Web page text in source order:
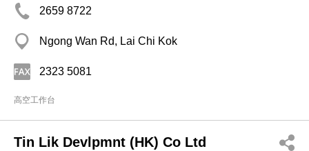
2659 8722
Ngong Wan Rd, Lai Chi Kok
2323 5081
高空工作台
Tin Lik Devlpmnt (HK) Co Ltd